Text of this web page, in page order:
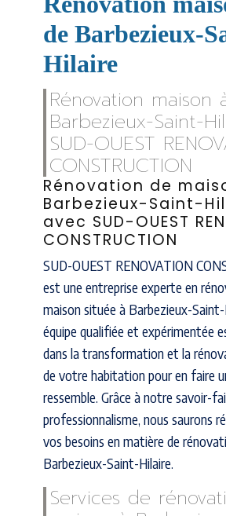
de Barbezieux-
Hilaire
Rénovation maison
Barbezieux-Saint-
SUD-OUEST
CONSTRUCTION
Rénovation de
Barbezieux-Saint-
avec SUD-OUEST
CONSTRUCTION
SUD-OUEST RENOVATION
est une entreprise experte en
maison située à Barbezieux-
équipe qualifiée et expérimentée
dans la transformation et la
de votre habitation pour en faire
ressemble. Grâce à notre savoir-
professionnalisme, nous saurons
vos besoins en matière de
Barbezieux-Saint-Hilaire.
Services de